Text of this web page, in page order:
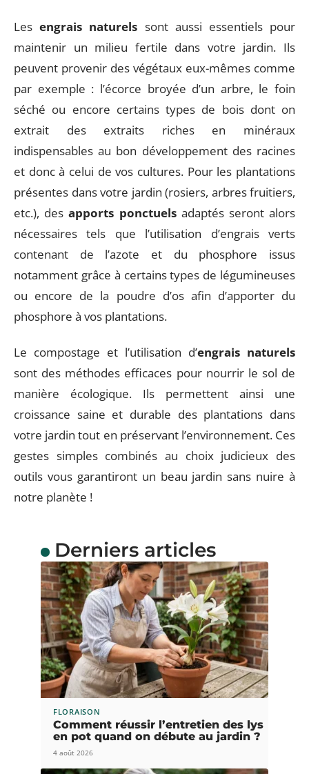
Lesengrais naturels sont aussi essentiels pour
maintenir un milieu fertile dans votre jardin. Ils
peuvent provenir des végétaux eux-mêmes comme
par exemple : l’écorce broyée d’un arbre, le foin
séché ou encore certains types de bois dont on
extrait des extraits riches en minéraux
indispensables au bon développement des racines
et donc à celui de vos cultures. Pour les plantations
présentes dans votre jardin (rosiers, arbres fruitiers,
etc.), desapports ponctuelsadaptés seront alors
nécessaires tels que l’utilisation d’engrais verts
contenant de l’azote et du phosphore issus
notamment grâce à certains types de légumineuses
ou encore de la poudre d’os afin d’apporter du
phosphore à vos plantations.
Le compostage et l’utilisation d’engrais naturels
sont des méthodes efficaces pour nourrir le sol de
manière écologique. Ils permettent ainsi une
croissance saine et durable des plantations dans
votre jardin tout en préservant l’environnement. Ces
gestes simples combinés au choix judicieux des
outils vous garantiront un beau jardin sans nuire à
notre planète !
Derniers articles
FLORAISON
Comment réussir l’entretien des lys
en pot quand on débute au jardin ?
4 août 2026